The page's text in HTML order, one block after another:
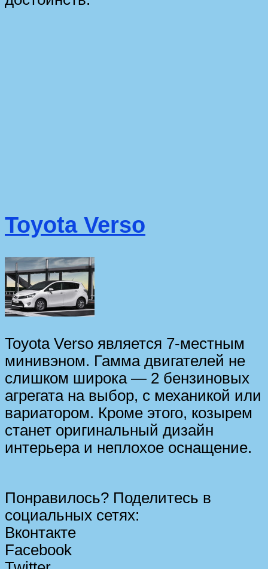
Toyota Verso
Toyota Verso является 7-местным
минивэном. Гамма двигателей не
слишком широка — 2 бензиновых
агрегата на выбор, с механикой или
вариатором. Кроме этого, козырем
станет оригинальный дизайн
интерьера и неплохое оснащение.
Понравилось? Поделитесь в
социальных сетях:
Вконтакте
Facebook